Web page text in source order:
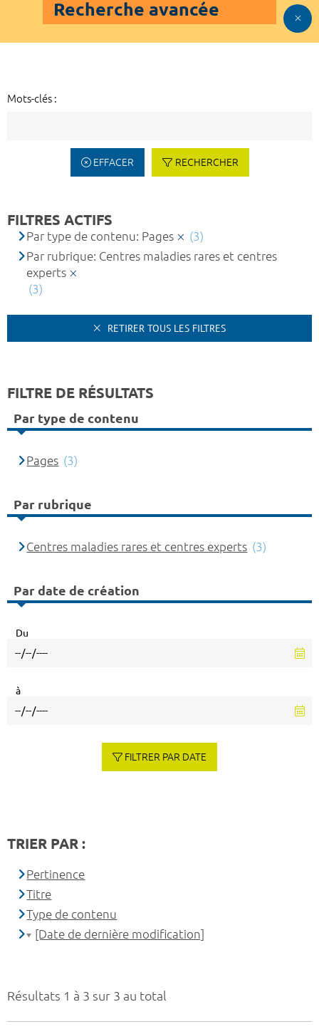
Recherche avancée
Mots-clés :
EFFACER RECHERCHER
Résultats 1 à 3 sur 3 au total
FILTRES ACTIFS
Par type de contenu: Pages
(3)
Par rubrique: Centres maladies rares et centres
experts
(3)
RETIRER TOUS LES FILTRES
FILTRE DE RÉSULTATS
Par type de contenu
Pages (3)
Par rubrique
Centres maladies rares et centres experts (3)
Par date de création
Du
à
FILTRER PAR DATE
TRIER PAR :
Pertinence
Titre
Type de contenu
[Date de dernière modification]